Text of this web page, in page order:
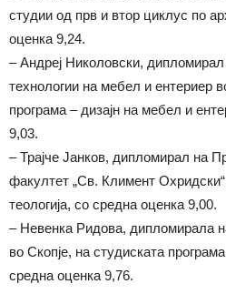
студии од прв и втор циклус по
оценка 9,24.
– Андреј Николовски, дипломирал
технологии на мебел и ентериер
програма – дизајн на мебел и
9,03.
– Трајче Јанков, дипломирал на
факултет „Св. Климент
теологија, со средна оценка 9,00.
– Невенка Ридова, дипломирала
во Скопје, на студиската
средна оценка 9,76.